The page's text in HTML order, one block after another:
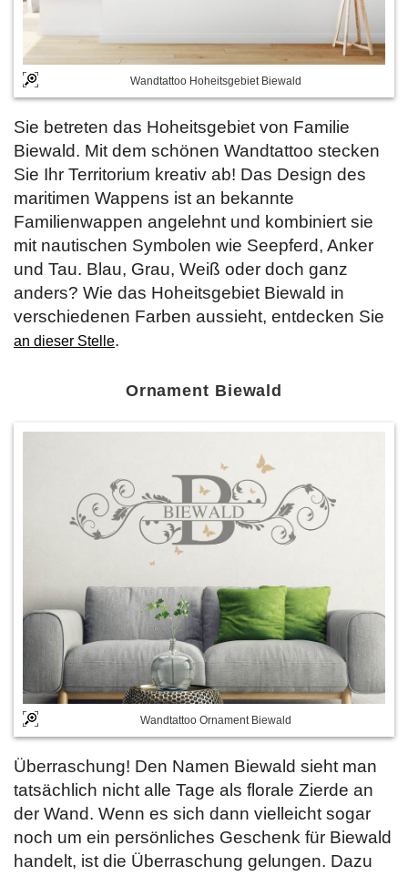
Wandtattoo Hoheitsgebiet Biewald
Sie betreten das Hoheitsgebiet von Familie
Biewald. Mit dem schönen Wandtattoo stecken
Sie Ihr Territorium kreativ ab! Das Design des
maritimen Wappens ist an bekannte
Familienwappen angelehnt und kombiniert sie
mit nautischen Symbolen wie Seepferd, Anker
und Tau. Blau, Grau, Weiß oder doch ganz
anders? Wie das Hoheitsgebiet Biewald in
verschiedenen Farben aussieht, entdecken Sie
an dieser Stelle.
Ornament Biewald
Wandtattoo Ornament Biewald
Überraschung! Den Namen Biewald sieht man
tatsächlich nicht alle Tage als florale Zierde an
der Wand. Wenn es sich dann vielleicht sogar
noch um ein persönliches Geschenk für Biewald
handelt, ist die Überraschung gelungen. Dazu